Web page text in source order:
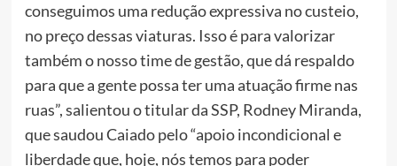
conseguimos uma redução expressiva no custeio,
no preço dessas viaturas. Isso é para valorizar
também o nosso time de gestão, que dá respaldo
para que a gente possa ter uma atuação firme nas
ruas”, salientou o titular da SSP, Rodney Miranda,
que saudou Caiado pelo “apoio incondicional e
liberdade que, hoje, nós temos para poder